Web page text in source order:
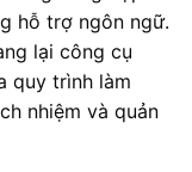
hỗ trợ ngôn ngữ.
lại công cụ
quy trình làm
nhiệm và quản